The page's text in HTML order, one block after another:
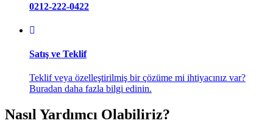
0212-222-0422
Satış ve Teklif
Teklif veya özelleştirilmiş bir çözüme mi ihtiyacınız var?
Buradan daha fazla bilgi edinin.
Nasıl Yardımcı Olabiliriz?